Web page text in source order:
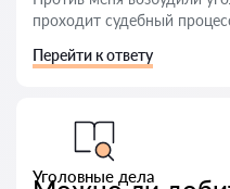
проходит судебный
Перейти к ответу
Уголовные дела